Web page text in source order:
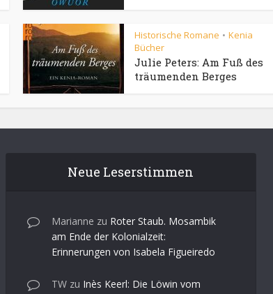
Historische Romane • Kenia
Bücher
Julie Peters: Am Fuß des
träumenden Berges
Neue Leserstimmen
Marianne zu Roter Staub. Mosambik
am Ende der Kolonialzeit:
Erinnerungen von Isabela Figueiredo
TWzu Inès Keerl: Die Löwin vom